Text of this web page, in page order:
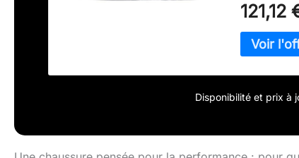
stable. Ce
Association
favorisant
121,12
Disponibilité et prix à